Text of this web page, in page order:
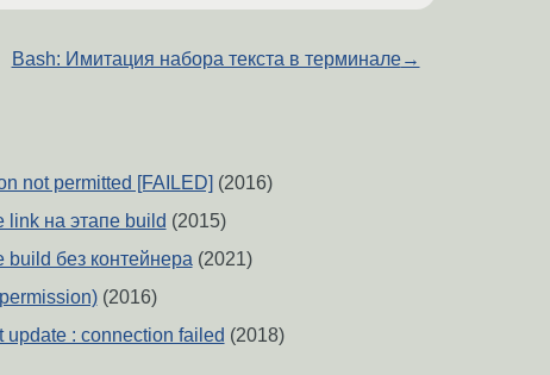
Bash: Имитация набора текста в терминале→
not permitted [FAILED] (2016)
link на этапе build (2015)
build без контейнера (2021)
(2016)
update : connection failed (2018)